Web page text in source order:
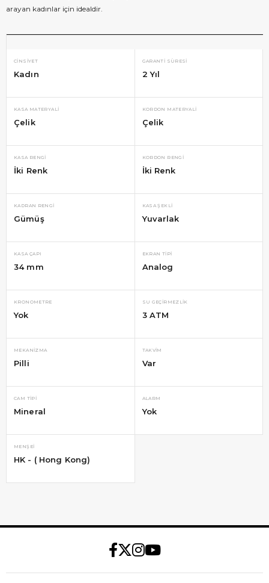
arayan kadınlar için idealdir.
CINSIYET
Kadın
GARANTI SÜRESI
2 Yıl
KASA MATERYALI
Çelik
KORDON MATERYALI
Çelik
KASA RENGI
İki Renk
KORDON RENGI
İki Renk
KADRAN RENGI
Gümüş
KASA ŞEKLI
Yuvarlak
KASA ÇAPI
34 mm
EKRAN TIPI
Analog
KRONOMETRE
Yok
SU GEÇIRMEZLIK
3 ATM
MEKANIZMA
Pilli
TAKVIM
Var
CAM TIPI
Mineral
ALARM
Yok
MENŞEI
HK - ( Hong Kong)